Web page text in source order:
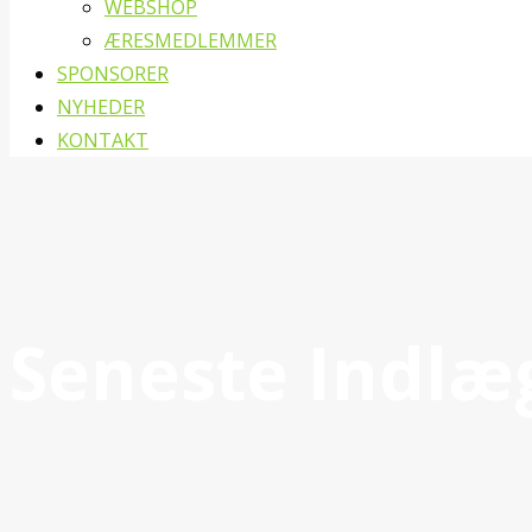
WEBSHOP
ÆRESMEDLEMMER
SPONSORER
NYHEDER
KONTAKT